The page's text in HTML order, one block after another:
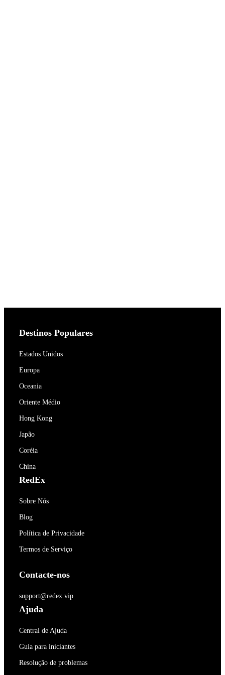
Destinos Populares
Estados Unidos
Europa
Oceania
Oriente Médio
Hong Kong
Japão
Coréia
China
RedEx
Sobre Nós
Blog
Política de Privacidade
Termos de Serviço
Contacte-nos
support@redex.vip
Ajuda
Central de Ajuda
Guia para iniciantes
Resolução de problemas